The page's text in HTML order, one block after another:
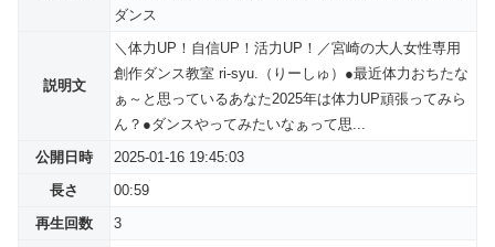
ダンス
説明文
＼体力UP！自信UP！活力UP！／宮崎の大人女性専用
創作ダンス教室 ri-syu.（りーしゅ）●最近体力おちたな
ぁ～と思っているあなた2025年は体力UP頑張ってみら
ん？●ダンスやってみたいなぁって思...
公開日時
2025-01-16 19:45:03
長さ
00:59
再生回数
3